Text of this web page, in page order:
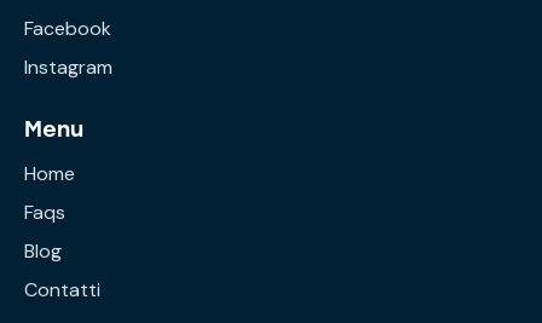
Facebook
Instagram
Menu
Home
Faqs
Blog
Contatti